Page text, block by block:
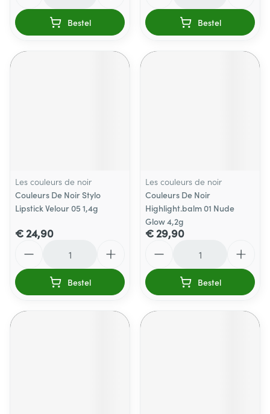
Bestel Bestel
Les couleurs de noir
Couleurs De Noir Stylo
Lipstick Velour 05 1,4g
€ 24,90
Bestel
Les couleurs de noir
Couleurs De Noir
Highlight.balm 01 Nude
Glow 4,2g
€ 29,90
Bestel